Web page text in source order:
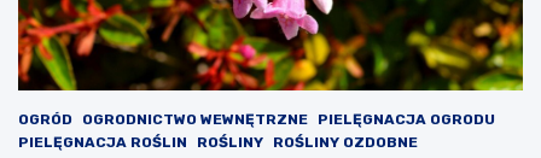
OGRÓD OGRODNICTWO WEWNĘTRZNE
PIELĘGNACJA OGRODU
PIELĘGNACJA ROŚLIN
ROŚLINY ROŚLINY OZDOBNE